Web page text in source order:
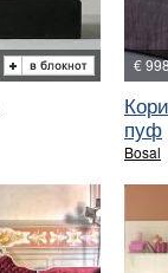
€
пуф
Bosal